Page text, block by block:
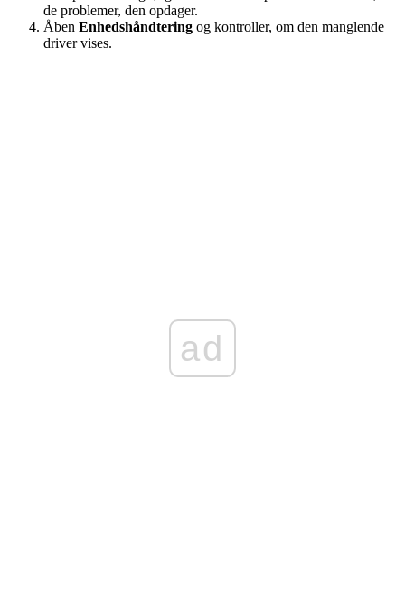
de problemer, den opdager.
Åben Enhedshåndtering og kontroller, om den manglende
driver vises.
ad